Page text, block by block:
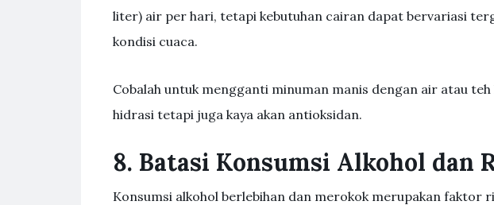
liter) air per hari, tetapi kebutuhan cairan dapat bervariasi
kondisi cuaca.
Cobalah untuk mengganti minuman manis dengan air atau
hidrasi tetapi juga kaya akan antioksidan.
8. Batasi Konsumsi Alkohol dan
Konsumsi alkohol berlebihan dan merokok merupakan faktor